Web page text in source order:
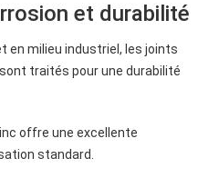
et durabilité
en milieu industriel, les joints
traités pour une durabilité
offre une excellente
standard.